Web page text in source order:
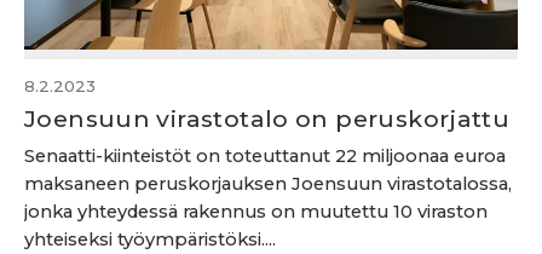
8.2.2023
Joensuun virastotalo on peruskorjattu
Senaatti-kiinteistöt on toteuttanut 22 miljoonaa euroa
maksaneen peruskorjauksen Joensuun virastotalossa,
jonka yhteydessä rakennus on muutettu 10 viraston
yhteiseksi työympäristöksi....